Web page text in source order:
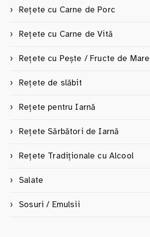
Rețete cu Carne de Porc
Rețete cu Carne de Vită
Rețete cu Pește / Fructe de Mare
Rețete de slăbit
Rețete pentru Iarnă
Rețete Sărbători de Iarnă
Rețete Tradiționale cu Alcool
Salate
Sosuri / Emulsii